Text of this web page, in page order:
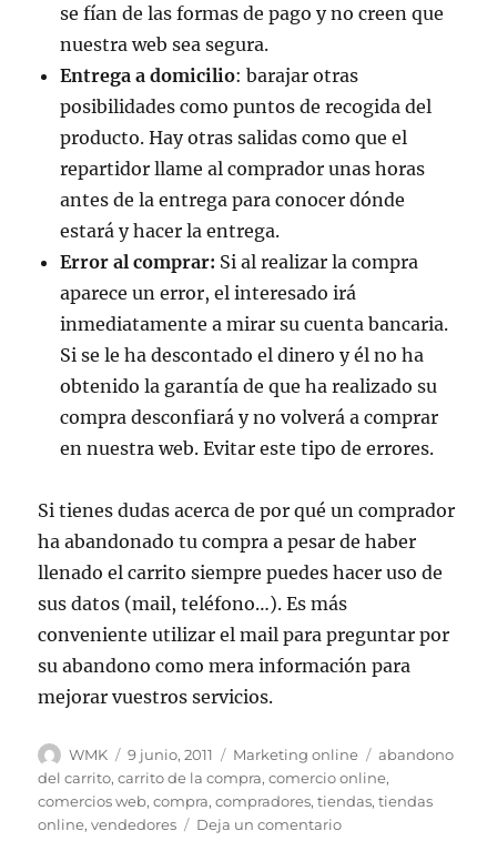
se fían de las formas de pago y no creen que
nuestra web sea segura.
Entrega a domicilio: barajar otras
posibilidades como puntos de recogida del
producto. Hay otras salidas como que el
repartidor llame al comprador unas horas
antes de la entrega para conocer dónde
estará y hacer la entrega.
Error al comprar: Si al realizar la compra
aparece un error, el interesado irá
inmediatamente a mirar su cuenta bancaria.
Si se le ha descontado el dinero y él no ha
obtenido la garantía de que ha realizado su
compra desconfiará y no volverá a comprar
en nuestra web. Evitar este tipo de errores.
Si tienes dudas acerca de por qué un comprador
ha abandonado tu compra a pesar de haber
llenado el carrito siempre puedes hacer uso de
sus datos (mail, teléfono…). Es más
conveniente utilizar el mail para preguntar por
su abandono como mera información para
mejorar vuestros servicios.
Autor
WMK
Publicado
el
9 junio, 2011 Categorías
Marketing online Etiquetas
abandono
del carrito,carrito de la compra,comercio online,
comercios web,compra,compradores,tiendas,tiendas
online,vendedores Deja un comentarioen